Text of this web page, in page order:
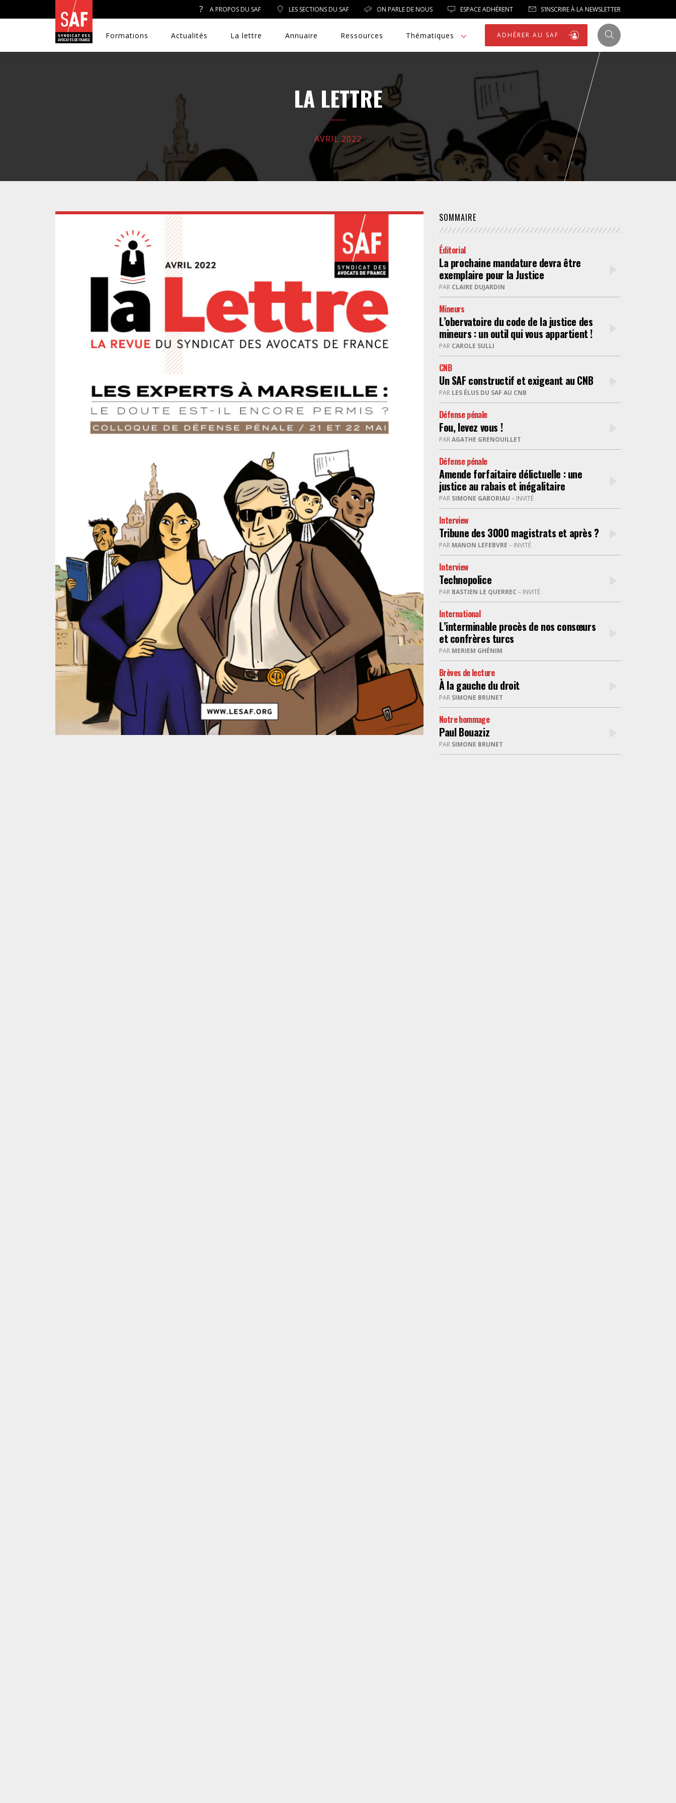
A PROPOS DU SAF LES SECTIONS DU SAF ON PARLE DE NOUS ESPACE ADHÉRENT S’INSCRIRE À LA NEWSLETTER
Formations Actualités La lettre Annuaire Ressources Thématiques ADHÉRER AU SAF
DROIT DES ÉTRANGERS
DROIT DES MINEURS
DROIT INTERNATIONAL
DROIT PUBLIC
DROIT SOCIAL
ENVIRONNEMENT/SANTÉ
EXERCICE PROFESSIONNEL
HOSPITALISATION
SANS CONSENTEMENT
JUSTICE
LIBERTÉS
LIBERTÉS PUBLIQUES
NOTRE HOMMAGE
NUMÉRIQUE
POLICE / MAINTIEN DE L'ORDRE
LA LETTRE
AVRIL 2022
SOMMAIRE
Éditorial
La prochaine mandature devra être
exemplaire pour la Justice
PAR CLAIRE DUJARDIN
Mineurs
L’obervatoire du code de la justice des
mineurs : un outil qui vous appartient !
PAR CAROLE SULLI
CNB
Un SAF constructif et exigeant au CNB
PAR LES ÉLUS DU SAF AU CNB
Défense pénale
Fou, levez vous !
PARAGATHE GRENOUILLET
Défense pénale
Amende forfaitaire délictuelle : une
justice au rabais et inégalitaire
PAR SIMONE GABORIAU – INVITÉ
Interview
Tribune des 3000 magistrats et après ?
PAR MANON LEFEBVRE – INVITÉ
Interview
Technopolice
PAR BASTIEN LE QUERREC – INVITÉ
International
L’interminable procès de nos consœurs
et confrères turcs
PAR MERIEM GHÉNIM
Brèves de lecture
À la gauche du droit
PAR SIMONE BRUNET
Notre hommage
Paul Bouaziz
PAR SIMONE BRUNET